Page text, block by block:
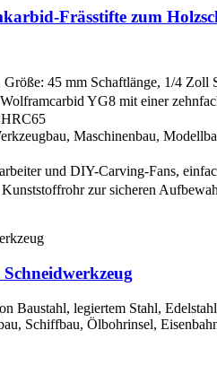
Frässtifte zum
45 mm Schaftlänge, 1/4 Zoll
YG8 mit einer
Maschinenbau,
und DIY-Carving-Fans,
zur sicheren
Baustahl, legiertem Stahl,
Schiffbau, Ölbohrinsel,